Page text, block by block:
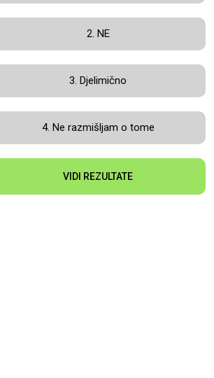
2. NE
3. Djelimično
4. Ne razmišljam o tome
VIDI REZULTATE